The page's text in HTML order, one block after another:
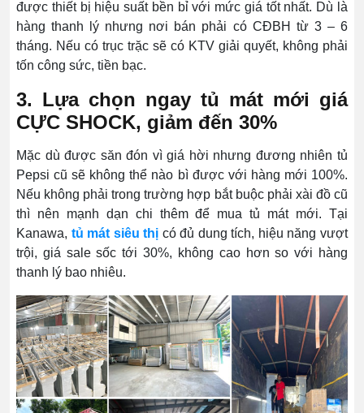
được thiết bị hiệu suất bền bỉ với mức giá tốt nhất. Dù là
hàng thanh lý nhưng nơi bán phải có CĐBH từ 3 – 6
tháng. Nếu có trục trặc sẽ có KTV giải quyết, không phải
tốn công sức, tiền bạc.
3. Lựa chọn ngay tủ mát mới giá
CỰC SHOCK, giảm đến 30%
Mặc dù được săn đón vì giá hời nhưng đương nhiên tủ
Pepsi cũ sẽ không thể nào bì được với hàng mới 100%.
Nếu không phải trong trường hợp bắt buộc phải xài đồ cũ
thì nên mạnh dạn chi thêm để mua tủ mát mới. Tại
Kanawa, tủ mát siêu thị có đủ dung tích, hiệu năng vượt
trội, giá sale sốc tới 30%, không cao hơn so với hàng
thanh lý bao nhiêu.